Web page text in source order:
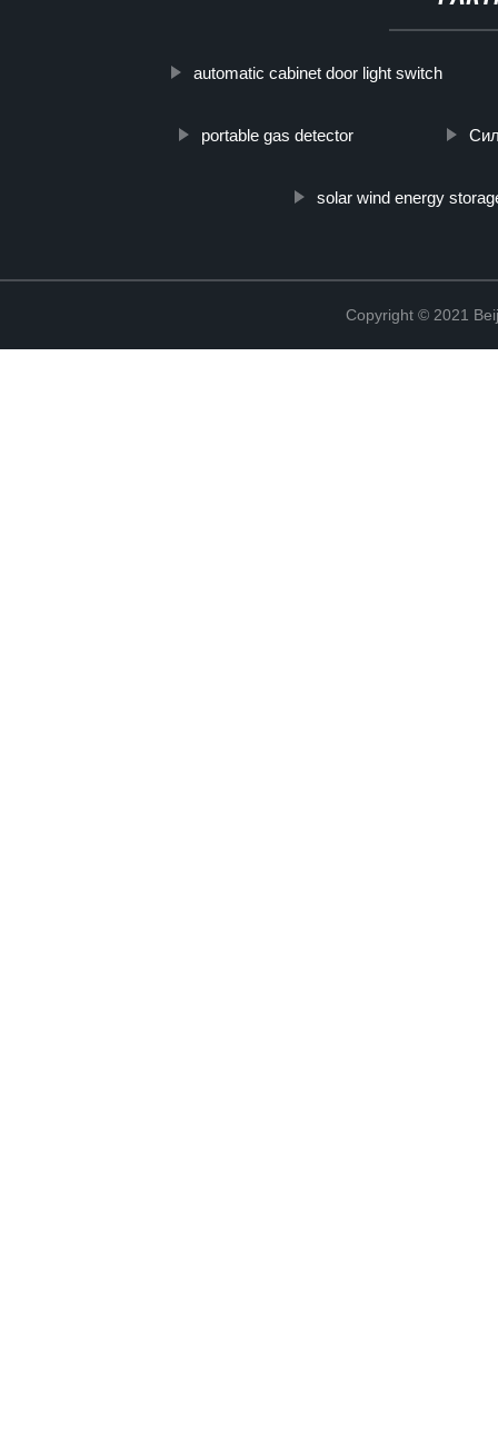
automatic cabinet door light switch
portable gas detector
solar wind energy
Copyright © 2021